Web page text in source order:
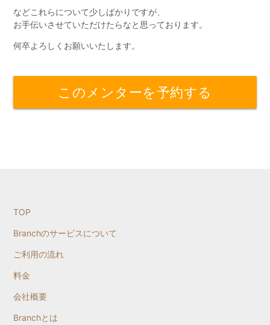
などこれらについて少しばかりですが、
お手伝いさせていただけたらなと思っております。
何卒よろしくお願いいたします。
このメンターを予約する
TOP
Branchのサービスについて
ご利用の流れ
料金
会社概要
Branchとは